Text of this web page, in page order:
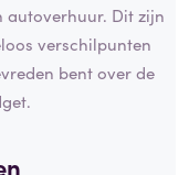
autoverhuur. Dit zijn
verschilpunten
bent over de